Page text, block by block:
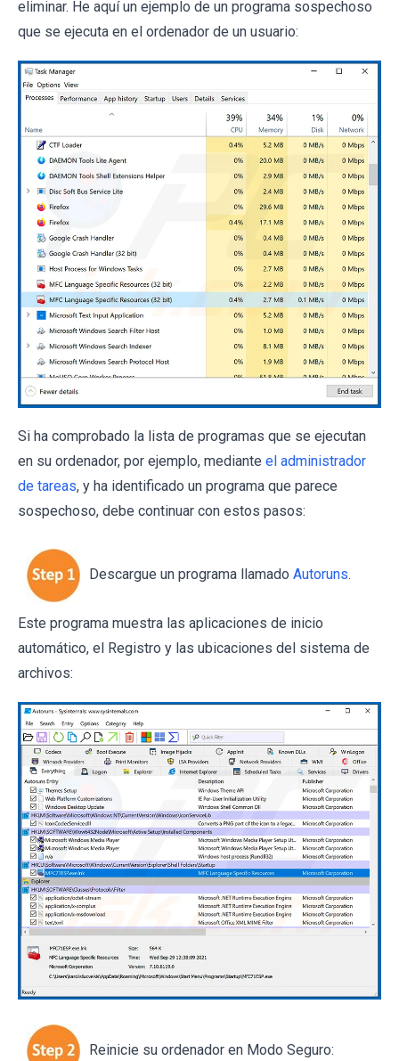
eliminar. He aquí un ejemplo de un programa sospechoso
que se ejecuta en el ordenador de un usuario:
Si ha comprobado la lista de programas que se ejecutan
en su ordenador, por ejemplo, mediante el administrador
de tareas, y ha identificado un programa que parece
sospechoso, debe continuar con estos pasos:
Descargue un programa llamado Autoruns.
Este programa muestra las aplicaciones de inicio
automático, el Registro y las ubicaciones del sistema de
archivos:
Reinicie su ordenador en Modo Seguro: